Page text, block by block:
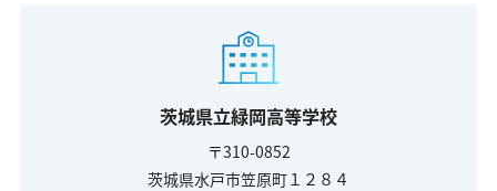
茨城県立緑岡高等学校
〒310-0852
茨城県水戸市笠原町１２８４